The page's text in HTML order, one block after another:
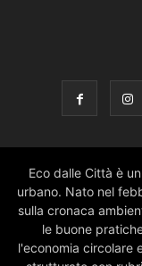
Eco dalle Città è
urbano. Nato nel
sulla cronaca
le buone
l'economia circolare